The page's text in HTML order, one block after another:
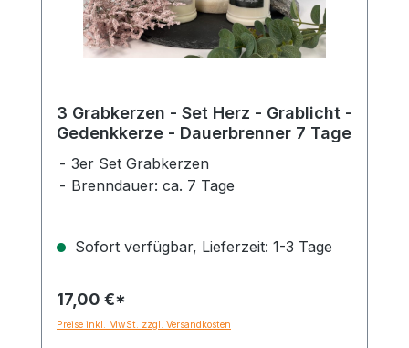
3 Grabkerzen - Set Herz - Grablicht -
Gedenkkerze - Dauerbrenner 7 Tage
3er Set Grabkerzen
Brenndauer: ca. 7 Tage
Sofort verfügbar, Lieferzeit: 1-3 Tage
17,00 €*
Preise inkl. MwSt. zzgl. Versandkosten